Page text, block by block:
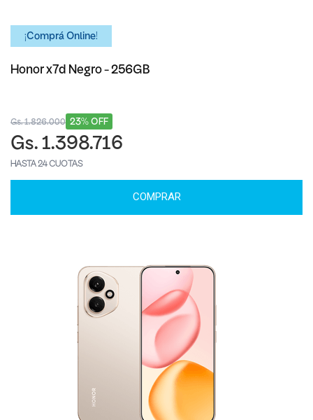
¡Comprá Online!
Honor x7d Negro - 256GB
23% OFF
Gs. 1.826.000
Gs. 1.398.716
HASTA 24 CUOTAS
COMPRAR